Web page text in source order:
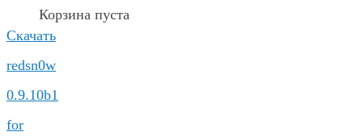
Корзина пуста
Скачать
redsn0w
0.9.10b1
for